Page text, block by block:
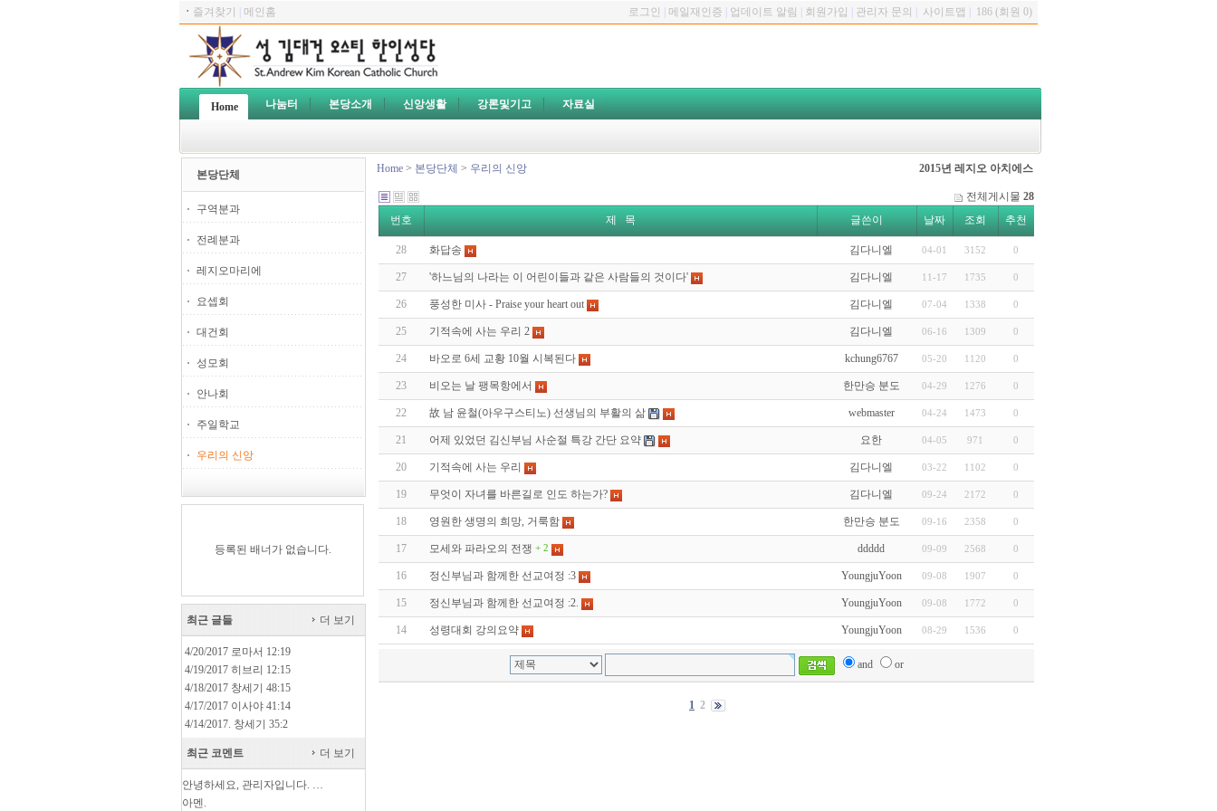
ㆍ 즐겨찾기 메인홈 로그인 메일재인증 업데이트 알림 회원가입 관리자 문의 사이트맵 186 (회원 0)
Home 나눔터 본당소개 신앙생활 강론및기고 자료실
본당단체
구역분과
전례분과
레지오마리에
요셉회
대건회
성모회
안나회
주일학교
우리의 신앙
등록된 배너가 없습니다.
최근 글들 더 보기
4/20/2017 로마서 12:19
4/19/2017 히브리 12:15
4/18/2017 창세기 48:15
4/17/2017 이사야 41:14
4/14/2017. 창세기 35:2
최근 코멘트 더 보기
안녕하세요, 관리자입니다. …
아멘.
Home > 본당단체 > 우리의 신앙 2015년 레지오 아치에스
전체게시물 28
번호
제 목 글쓴이 날짜 조회 추천
28 화답송 김다니엘 04-01 3152 0
27 '하느님의 나라는 이 어린이들과 같은 사람들의 것이다' 김다니엘 11-17 1735 0
26 풍성한 미사 - Praise your heart out 김다니엘 07-04 1338 0
25 기적속에 사는 우리 2 김다니엘 06-16 1309 0
24 바오로 6세 교황 10월 시복된다 kchung6767 05-20 1120 0
23 비오는 날 팽목항에서 한만승 분도 04-29 1276 0
22 故 남 윤철(아우구스티노) 선생님의 부활의 삶 webmaster 04-24 1473 0
21 어제 있었던 김신부님 사순절 특강 간단 요약 요한 04-05 971 0
20 기적속에 사는 우리 김다니엘 03-22 1102 0
19 무엇이 자녀를 바른길로 인도 하는가? 김다니엘 09-24 2172 0
18 영원한 생명의 희망, 거룩함 한만승 분도 09-16 2358 0
17 모세와 파라오의 전쟁 + 2 ddddd 09-09 2568 0
16 정신부님과 함께한 선교여정 :3 YoungjuYoon 09-08 1907 0
15 정신부님과 함께한 선교여정 :2. YoungjuYoon 09-08 1772 0
14 성령대회 강의요약 YoungjuYoon 08-29 1536 0
and or
1 2